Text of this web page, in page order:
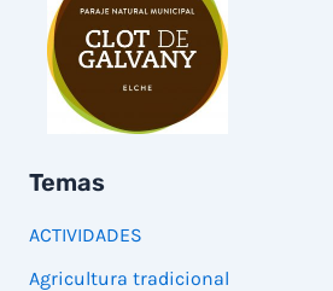
Temas
ACTIVIDADES
Agricultura tradicional